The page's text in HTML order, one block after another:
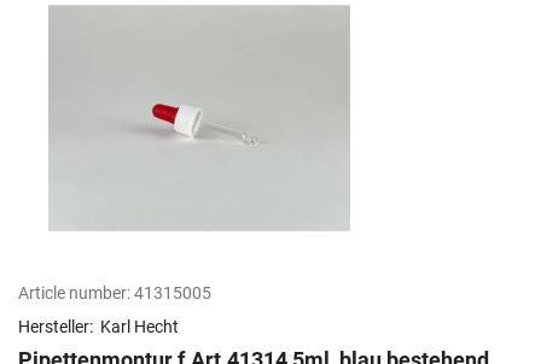
Article number:41315005
Hersteller: Karl Hecht